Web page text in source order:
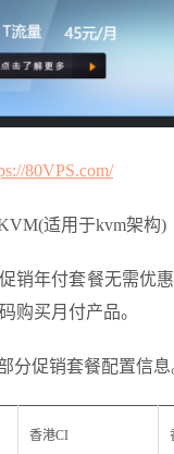
80VPS.com/
适用于kvm架
销年付套餐无需优
购买月付产品。
分促销套餐配置信息
香港CI